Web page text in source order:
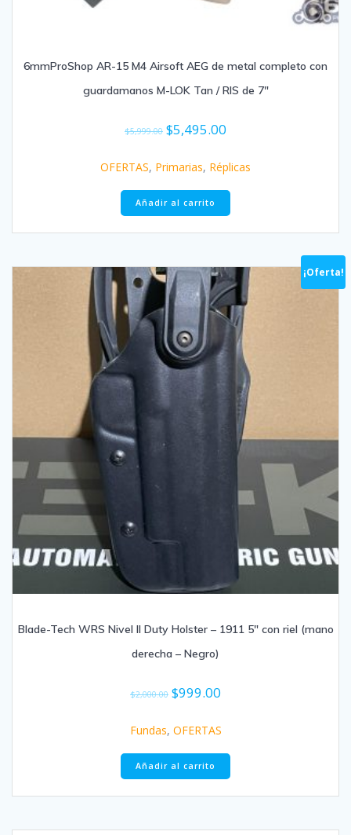
6mmProShop AR-15 M4 Airsoft AEG de metal completo con
guardamanos M-LOK Tan / RIS de 7″
$5,999.00 $5,495.00
OFERTAS, Primarias, Réplicas
Añadir al carrito
¡Oferta!
Blade-Tech WRS Nivel II Duty Holster – 1911 5″ con riel (mano
derecha – Negro)
$2,000.00 $999.00
Fundas, OFERTAS
Añadir al carrito